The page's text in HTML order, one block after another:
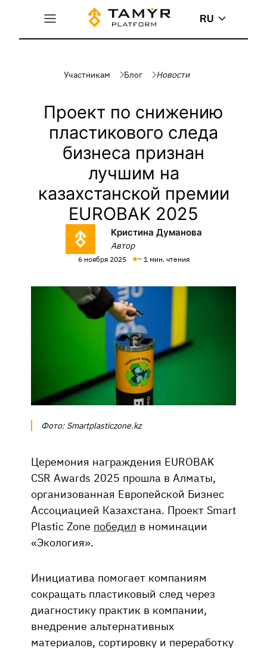
RU
Участникам Блог Новости
Проект по снижению
пластикового следа
бизнеса признан
лучшим на
казахстанской премии
EUROBAK 2025
Кристина Думанова
Автор
6 ноября 2025 ~ 1 мин. чтения
Фото: Smartplasticzone.kz
Церемония награждения EUROBAK
CSR Awards 2025 прошла в Алматы,
организованная Европейской Бизнес
Ассоциацией Казахстана. Проект Smart
Plastic Zone победил в номинации
«Экология».
Инициатива помогает компаниям
сокращать пластиковый след через
диагностику практик в компании,
внедрение альтернативных
материалов, сортировку и переработку